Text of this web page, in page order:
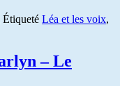
Étiqueté Léa et les voix,
– Le